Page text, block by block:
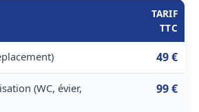
TARIF
TTC
49 €
(WC, évier,
99 €